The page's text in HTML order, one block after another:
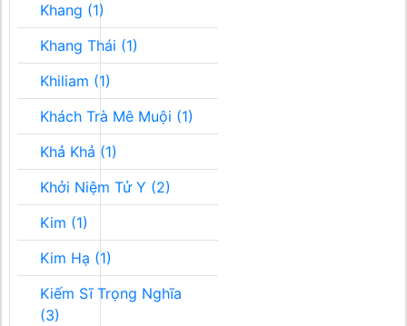
Khang (1)
Khang Thái (1)
Khiliam (1)
Khách Trà Mê Muội (1)
Khả Khả (1)
Khởi Niệm Tử Y (2)
Kim (1)
Kim Hạ (1)
Kiếm Sĩ Trọng Nghĩa
(3)